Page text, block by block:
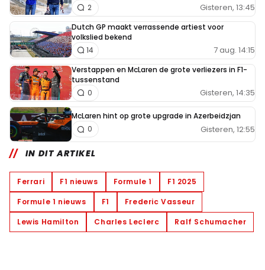
Gisteren, 13:45
2
Dutch GP maakt verrassende artiest voor
volkslied bekend
7 aug. 14:15
14
Verstappen en McLaren de grote verliezers in F1-
tussenstand
Gisteren, 14:35
0
McLaren hint op grote upgrade in Azerbeidzjan
Gisteren, 12:55
0
IN DIT ARTIKEL
Ferrari F1 nieuws Formule 1
F1 2025
Formule 1 nieuws
F1
Frederic Vasseur
Lewis Hamilton
Charles Leclerc Ralf Schumacher